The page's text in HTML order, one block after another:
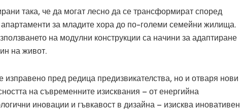
така, че да могат лесно да се трансформират според
за младите хора до по-големи семейни жилища.
на модулни конструкции са начини за адаптиране
на живот.
пред редица предизвикателства, но и отваря нови
на съвременните изисквания – от енергийна
иновации и гъвкавост в дизайна – изисква иновативен